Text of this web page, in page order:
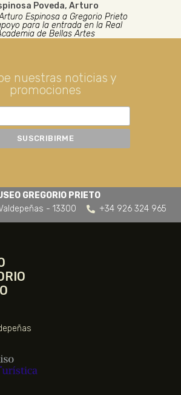
Poveda, Arturo
Espinosa a Gregorio Prieto
para la entrada en la Real
de Bellas Artes
nuestras noticias y
promociones
GREGORIO PRIETO
- 13300
+34 926 324 965